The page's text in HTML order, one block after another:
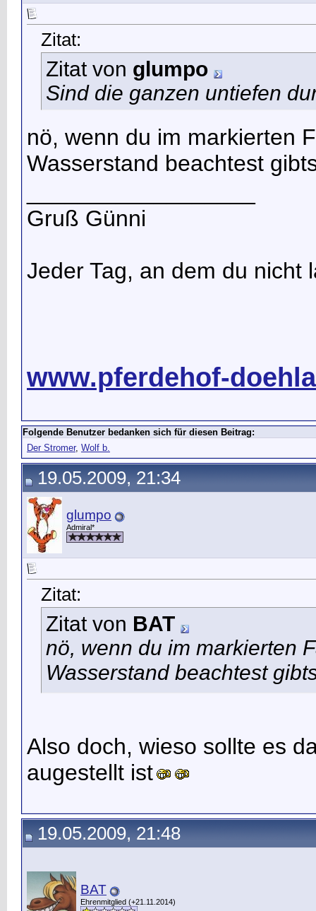
Zitat:
Zitat von glumpo
Sind die ganzen untiefen
nö, wenn du im markierten
Wasserstand beachtest
Gruß Günni
Jeder Tag, an dem du nicht
www.pferdehof-
Folgende Benutzer bedanken sich für diesen Beitrag:
Der Stromer, Wolf b.
19.05.2009, 21:34
glumpo
Admiral*
Zitat:
Zitat von BAT
nö, wenn du im markierten
Wasserstand beachtest
Also doch, wieso sollte es
augestellt ist
19.05.2009, 21:48
BAT
Ehrenmitglied (+21.11.2014)